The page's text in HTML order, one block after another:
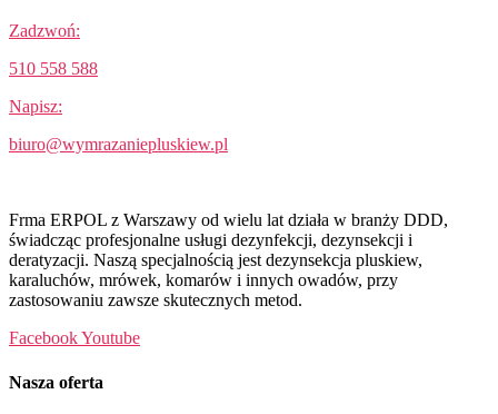
Zadzwoń:
510 558 588
Napisz:
biuro@wymrazaniepluskiew.pl
Frma ERPOL z Warszawy od wielu lat działa w branży DDD,
świadcząc profesjonalne usługi dezynfekcji, dezynsekcji i
deratyzacji. Naszą specjalnością jest dezynsekcja pluskiew,
karaluchów, mrówek, komarów i innych owadów, przy
zastosowaniu zawsze skutecznych metod.
FacebookYoutube
Nasza oferta